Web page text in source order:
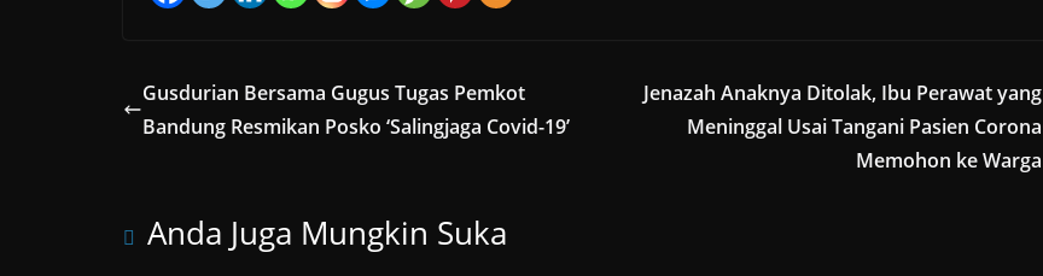
Gusdurian Bersama Gugus Tugas Pemkot
Bandung Resmikan Posko ‘Salingjaga Covid-19’
Jenazah Anaknya Ditolak, Ibu Perawat yang
Meninggal Usai Tangani Pasien Corona
Memohon ke Warga
Anda Juga Mungkin Suka